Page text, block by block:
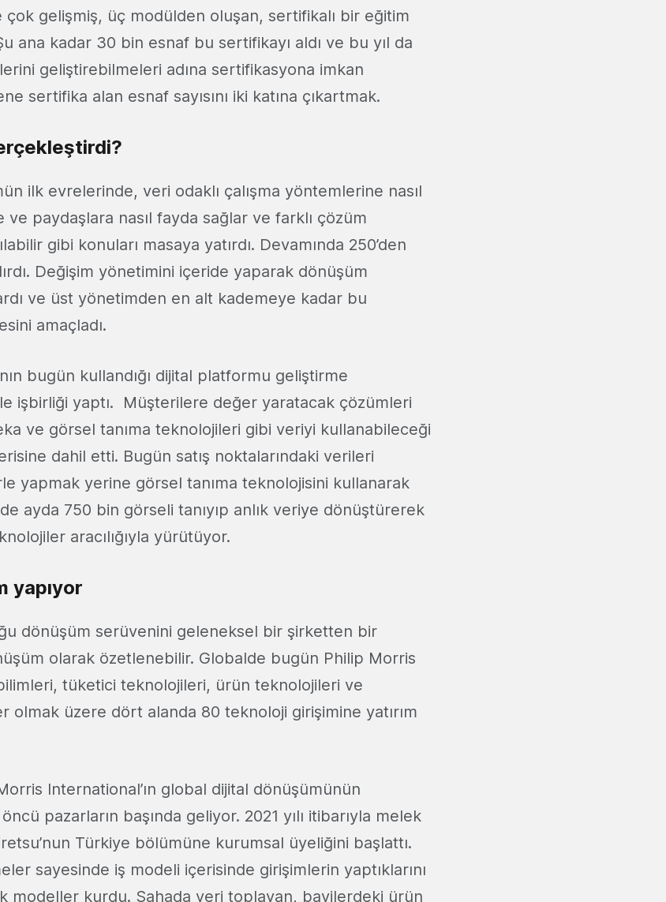
gelişmiş, üç modülden oluşan, sertifikalı bir eğitim
ana kadar 30 bin esnaf bu sertifikayı aldı ve bu yıl da
geliştirebilmeleri adına sertifikasyona imkan
sertifika alan esnaf sayısını iki katına çıkartmak.
ilk evrelerinde, veri odaklı çalışma yöntemlerine nasıl
paydaşlara nasıl fayda sağlar ve farklı çözüm
gibi konuları masaya yatırdı. Devamında 250’den
Değişim yönetimini içeride yaparak dönüşüm
ve üst yönetimden en alt kademeye kadar bu
amaçladı.
bugün kullandığı dijital platformu geliştirme
işbirliği yaptı. Müşterilere değer yaratacak çözümleri
ve görsel tanıma teknolojileri gibi veriyi kullanabileceği
dahil etti. Bugün satış noktalarındaki verileri
yapmak yerine görsel tanıma teknolojisini kullanarak
ayda 750 bin görseli tanıyıp anlık veriye dönüştürerek
aracılığıyla yürütüyor.
yapıyor
dönüşüm serüvenini geleneksel bir şirketten bir
olarak özetlenebilir. Globalde bugün Philip Morris
tüketici teknolojileri, ürün teknolojileri ve
olmak üzere dört alanda 80 teknoloji girişimine yatırım
International’ın global dijital dönüşümünün
pazarların başında geliyor. 2021 yılı itibarıyla melek
Türkiye bölümüne kurumsal üyeliğini başlattı.
sayesinde iş modeli içerisinde girişimlerin yaptıklarını
modeller kurdu. Sahada veri toplayan, bayilerdeki ürün